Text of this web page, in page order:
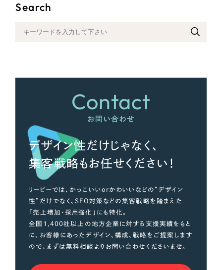
Search
Contact
お問い合わせ
デザイン性だけじゃなく、
集客戦略もお任せください！
リーピーでは、かっこいいorかわいいなどの“デザイン
性”だけでなく、SEO対策などの集客戦略を踏まえた
「売上増加・採用強化」にも特化。
全国1,400社以上の地方企業に対する支援実績をもと
に、お客様にあったデザイン、構成、戦略をご提案します
ので、まずは無料相談よりお問い合わせくださいませ。